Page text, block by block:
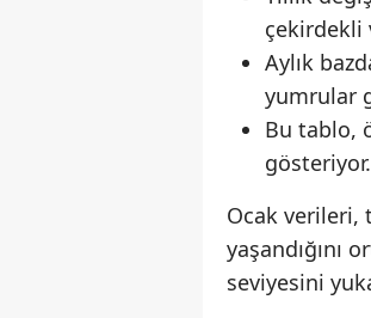
çekirdekli
Aylık
yumrular
Bu tablo,
gösteriyor.
Ocak verileri,
yaşandığını
seviyesini